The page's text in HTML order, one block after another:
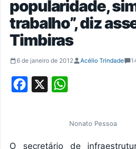
popularidade,
trabalho”, diz
Timbiras
6 de janeiro de 2012 Acélio Trindade
Facebook
X
Nonato Pessoa
O secretário de